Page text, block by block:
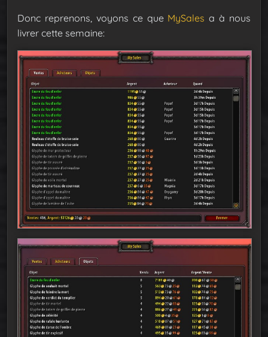
Donc reprenons, voyons ce que MySales a à nous
livrer cette semaine: